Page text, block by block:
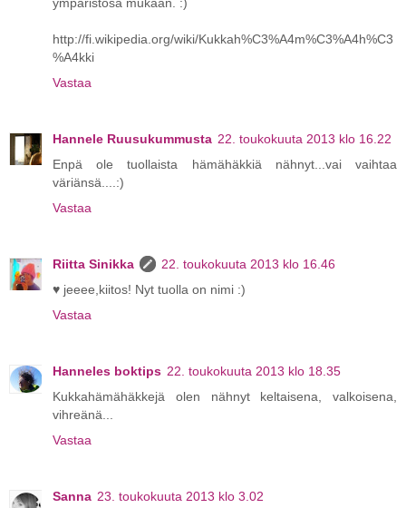
http://fi.wikipedia.org/wiki/Kukkah%C3%A4m%C3%A4h%C3
%A4kki
Vastaa
Hannele Ruusukummusta 22. toukokuuta 2013 klo 16.22
Enpä ole tuollaista hämähäkkiä nähnyt...vai vaihtaa
väriänsä....:)
Vastaa
Riitta Sinikka
22. toukokuuta 2013 klo 16.46
♥ jeeee,kiitos! Nyt tuolla on nimi :)
Vastaa
Hanneles boktips 22. toukokuuta 2013 klo 18.35
Kukkahämähäkkejä olen nähnyt keltaisena, valkoisena,
vihreänä...
Vastaa
Sanna 23. toukokuuta 2013 klo 3.02